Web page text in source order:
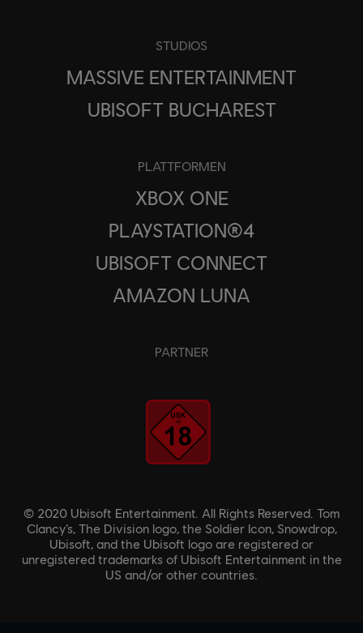
STUDIOS
MASSIVE ENTERTAINMENT
UBISOFT BUCHAREST
PLATTFORMEN
XBOX ONE
PLAYSTATION®4
UBISOFT CONNECT
AMAZON LUNA
PARTNER
© 2020 Ubisoft Entertainment. All Rights Reserved. Tom
Clancy’s, The Division logo, the Soldier Icon, Snowdrop,
Ubisoft, and the Ubisoft logo are registered or
unregistered trademarks of Ubisoft Entertainment in the
US and/or other countries.